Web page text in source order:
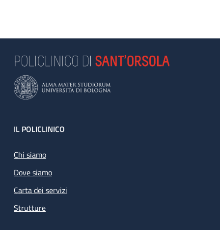
Footer
IL POLICLINICO
Chi siamo
Dove siamo
Carta dei servizi
Strutture